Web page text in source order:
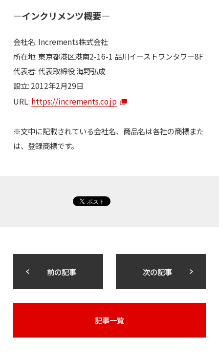
―インクリメンツ概要―
会社名: Increments株式会社
所在地: 東京都港区港南2-16-1 品川イーストワンタワー8F
代表者: 代表取締役 海野弘成
設立: 2012年2月29日
URL: https://increments.co.jp
※文中に記載されている会社名、商品名は各社の商標また
は、登録商標です。
前の記事 次の記事
記事一覧